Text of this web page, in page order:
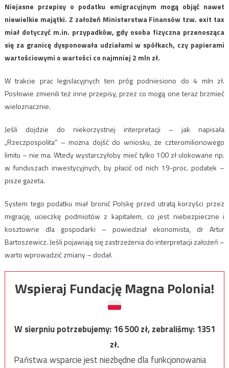
Niejasne przepisy o podatku emigracyjnym mogą objąć nawet
niewielkie majątki. Z założeń Ministerstwa Finansów tzw. exit tax
miał dotyczyć m.in. przypadków, gdy osoba fizyczna przenosząca
się za granicę dysponowała udziałami w spółkach, czy papierami
wartościowymi o wartości co najmniej 2 mln zł.
W trakcie prac legislacyjnych ten próg podniesiono do 4 mln zł.
Posłowie zmienili też inne przepisy, przez co mogą one teraz brzmieć
wieloznacznie.
Jeśli dojdzie do niekorzystnej interpretacji – jak napisała
„Rzeczpospolita” – można dojść do wniosku, że czteromilionowego
limitu – nie ma. Wtedy wystarczyłoby mieć tylko 100 zł ulokowane np.
w funduszach inwestycyjnych, by płacić od nich 19-proc. podatek –
pisze gazeta.
System tego podatku miał bronić Polskę przed utratą korzyści przez
migrację, ucieczkę podmiotów z kapitałem, co jest niebezpieczne i
kosztowne dla gospodarki – powiedział ekonomista, dr Artur
Bartoszewicz. Jeśli pojawiają się zastrzeżenia do interpretacji założeń –
warto wprowadzić zmiany – dodał.
Wspieraj Fundację Magna Polonia!
W sierpniu potrzebujemy:16 500zł, zebraliśmy:1351
zł.
Państwa wsparcie jest niezbędne dla funkcjonowania